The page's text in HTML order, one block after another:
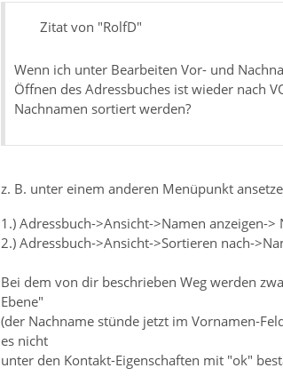
Zitat von "RolfD"
Wenn ich unter Bearbeiten Vor- und
Öffnen des Adressbuches ist wieder nach
Nachnamen sortiert werden?
z. B. unter einem anderen Menüpunkt
1.) Adressbuch->Ansicht->Namen anzeigen-
2.) Adressbuch->Ansicht->Sortieren nach-
Bei dem von dir beschrieben Weg werden
Ebene"
(der Nachname stünde jetzt im Vornamen-
es nicht
unter den Kontakt-Eigenschaften mit "ok"